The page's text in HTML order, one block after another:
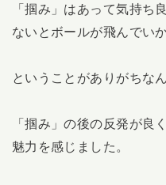
「掴み」はあって気持ち
ないとボールが飛んでい
ということがありがちな
「掴み」の後の反発が良
魅力を感じました。